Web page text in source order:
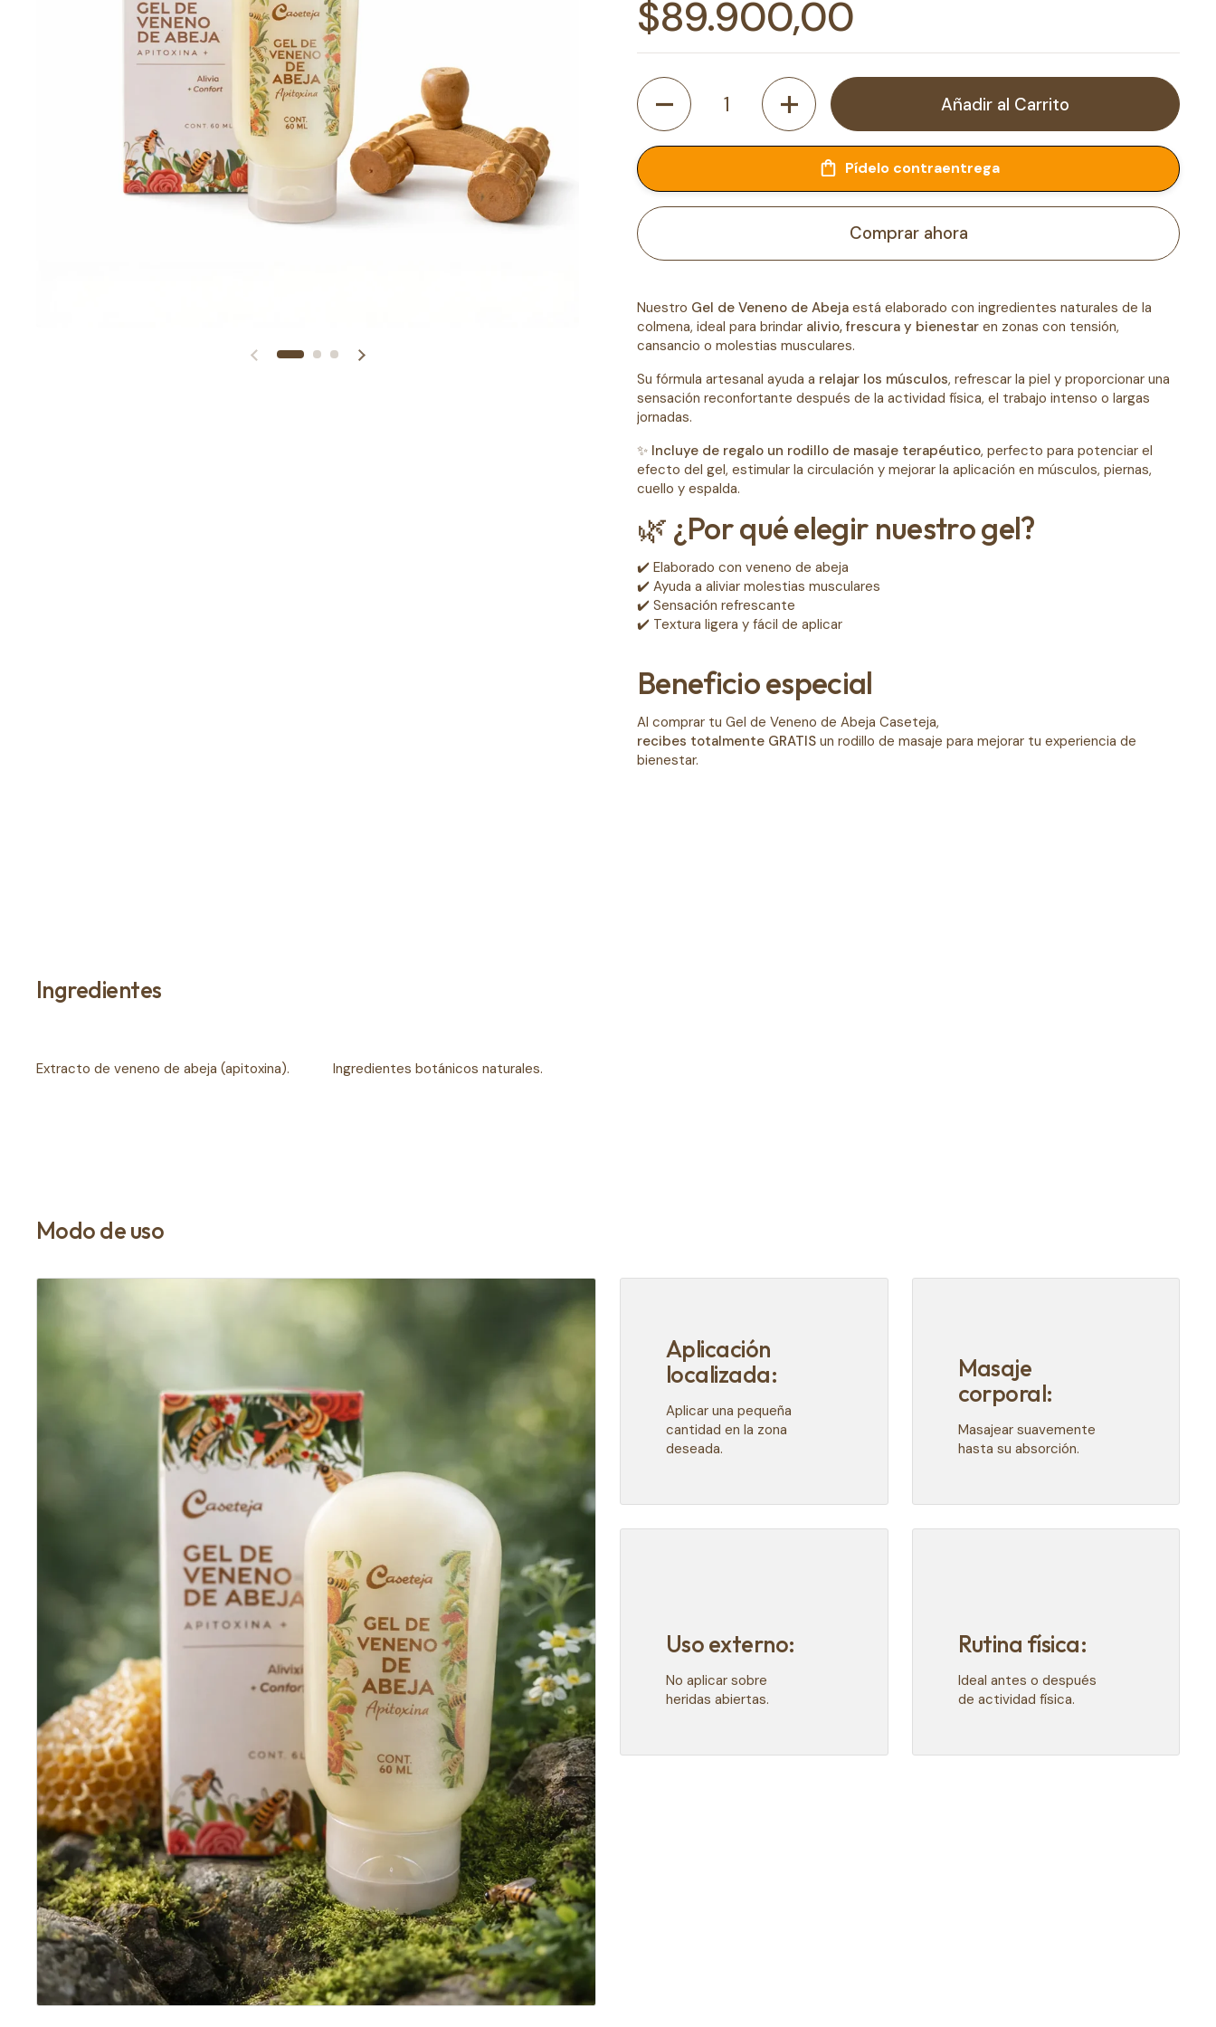
Diapositiva anteriorSiguiente diapositiva
Precio normal
$89.900,00
Cantidad
Añadir al Carrito
Pídelo contraentrega
Comprar ahora
Nuestro Gel de Veneno de Abeja está elaborado con ingredientes naturales de la
colmena, ideal para brindar alivio, frescura y bienestar en zonas con tensión,
cansancio o molestias musculares.
Su fórmula artesanal ayuda a relajar los músculos, refrescar la piel y proporcionar una
sensación reconfortante después de la actividad física, el trabajo intenso o largas
jornadas.
✨ Incluye de regalo un rodillo de masaje terapéutico, perfecto para potenciar el
efecto del gel, estimular la circulación y mejorar la aplicación en músculos, piernas,
cuello y espalda.
🌿 ¿Por qué elegir nuestro gel?
✔️ Elaborado con veneno de abeja
✔️ Ayuda a aliviar molestias musculares
✔️ Sensación refrescante
✔️ Textura ligera y fácil de aplicar
Beneficio especial
Al comprar tu Gel de Veneno de Abeja Caseteja,
recibes totalmente GRATIS un rodillo de masaje para mejorar tu experiencia de
bienestar.
Ingredientes
Extracto de veneno de abeja (apitoxina). Ingredientes botánicos naturales.
Modo de uso
Aplicación
localizada:
Aplicar una pequeña
cantidad en la zona
deseada.
Masaje
corporal:
Masajear suavemente
hasta su absorción.
Uso externo:
No aplicar sobre
heridas abiertas.
Rutina física:
Ideal antes o después
de actividad física.